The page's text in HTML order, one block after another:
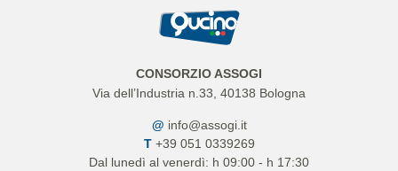
CONSORZIO ASSOGI
Via dell’Industria n.33, 40138 Bologna
@ info@assogi.it
T +39 051 0339269
Dal lunedì al venerdì: h 09:00 - h 17:30